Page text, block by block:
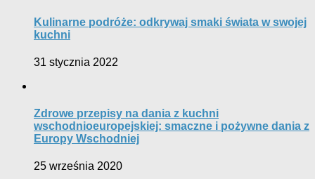
Kulinarne podróże: odkrywaj smaki świata w swojej
kuchni
31 stycznia 2022
Zdrowe przepisy na dania z kuchni
wschodnioeuropejskiej: smaczne i pożywne dania z
Europy Wschodniej
25 września 2020